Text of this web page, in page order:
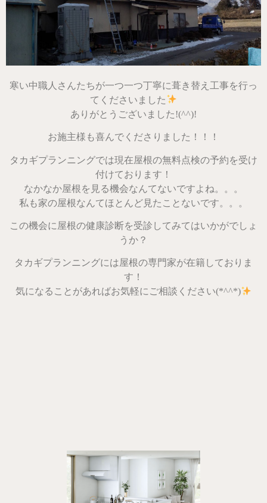
寒い中職人さんたちが一つ一つ丁寧に葺き替え工事を行っ
てくださいました
ありがとうございました!(^^)!
お施主様も喜んでくださりました！！！
タカギプランニングでは現在屋根の無料点検の予約を受け
付けております！
なかなか屋根を見る機会なんてないですよね。。。
私も家の屋根なんてほとんど見たことないです。。。
この機会に屋根の健康診断を受診してみてはいかがでしょ
うか？
タカギプランニングには屋根の専門家が在籍しておりま
す！
気になることがあればお気軽にご相談ください(*^^*)